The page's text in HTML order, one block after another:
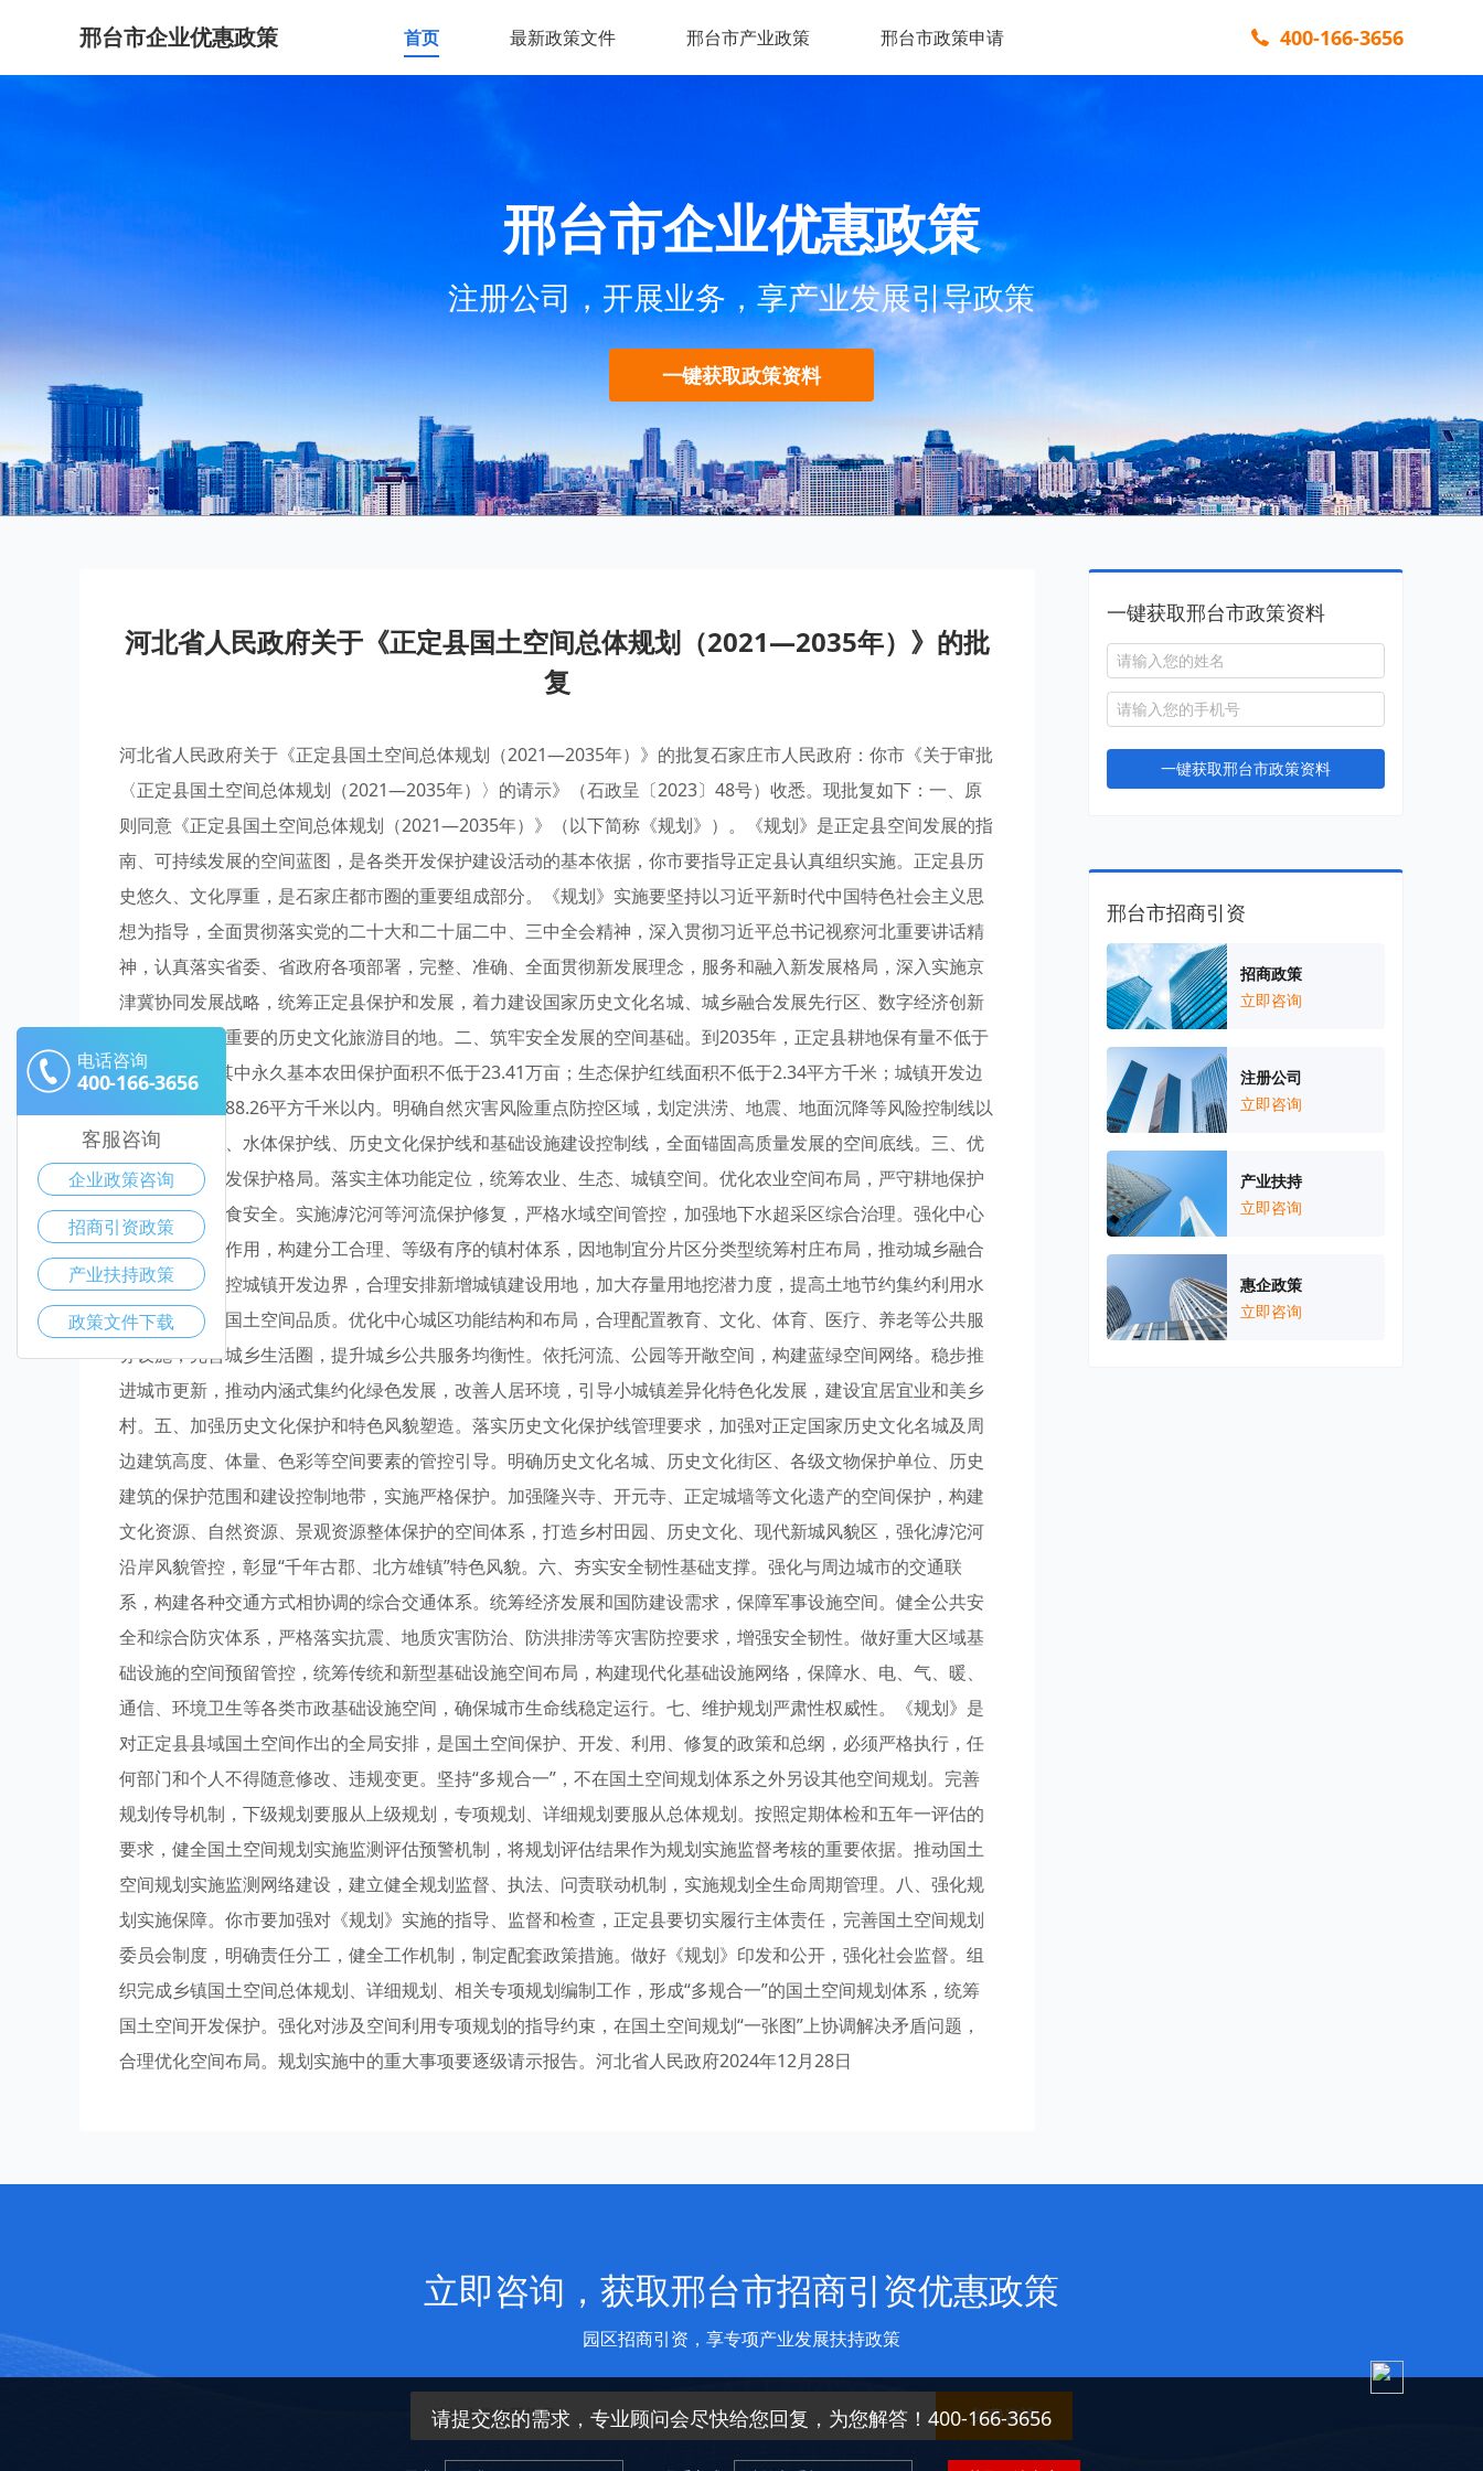
邢台市企业优惠政策 首页 最新政策文件 邢台市产业政策 邢台市政策申请 400-166-3656
邢台市企业优惠政策
注册公司，开展业务，享产业发展引导政策
一键获取政策资料
河北省人民政府关于《正定县国土空间总体规划（2021—2035年）》的批
复
河北省人民政府关于《正定县国土空间总体规划（2021—2035年）》的批复石家庄市人民政府：你市《关于审批
〈正定县国土空间总体规划（2021—2035年）〉的请示》（石政呈〔2023〕48号）收悉。现批复如下：一、原
则同意《正定县国土空间总体规划（2021—2035年）》（以下简称《规划》）。《规划》是正定县空间发展的指
南、可持续发展的空间蓝图，是各类开发保护建设活动的基本依据，你市要指导正定县认真组织实施。正定县历
史悠久、文化厚重，是石家庄都市圈的重要组成部分。《规划》实施要坚持以习近平新时代中国特色社会主义思
想为指导，全面贯彻落实党的二十大和二十届二中、三中全会精神，深入贯彻习近平总书记视察河北重要讲话精
神，认真落实省委、省政府各项部署，完整、准确、全面贯彻新发展理念，服务和融入新发展格局，深入实施京
津冀协同发展战略，统筹正定县保护和发展，着力建设国家历史文化名城、城乡融合发展先行区、数字经济创新
发展试验区、重要的历史文化旅游目的地。二、筑牢安全发展的空间基础。到2035年，正定县耕地保有量不低于
32.48万亩，其中永久基本农田保护面积不低于23.41万亩；生态保护红线面积不低于2.34平方千米；城镇开发边
界面积控制在88.26平方千米以内。明确自然灾害风险重点防控区域，划定洪涝、地震、地面沉降等风险控制线以
及绿地系统线、水体保护线、历史文化保护线和基础设施建设控制线，全面锚固高质量发展的空间底线。三、优
化国土空间开发保护格局。落实主体功能定位，统筹农业、生态、城镇空间。优化农业空间布局，严守耕地保护
红线，确保粮食安全。实施滹沱河等河流保护修复，严格水域空间管控，加强地下水超采区综合治理。强化中心
城区辐射带动作用，构建分工合理、等级有序的镇村体系，因地制宜分片区分类型统筹村庄布局，推动城乡融合
发展。严格管控城镇开发边界，合理安排新增城镇建设用地，加大存量用地挖潜力度，提高土地节约集约利用水
平。四、提升国土空间品质。优化中心城区功能结构和布局，合理配置教育、文化、体育、医疗、养老等公共服
务设施，完善城乡生活圈，提升城乡公共服务均衡性。依托河流、公园等开敞空间，构建蓝绿空间网络。稳步推
进城市更新，推动内涵式集约化绿色发展，改善人居环境，引导小城镇差异化特色化发展，建设宜居宜业和美乡
村。五、加强历史文化保护和特色风貌塑造。落实历史文化保护线管理要求，加强对正定国家历史文化名城及周
边建筑高度、体量、色彩等空间要素的管控引导。明确历史文化名城、历史文化街区、各级文物保护单位、历史
建筑的保护范围和建设控制地带，实施严格保护。加强隆兴寺、开元寺、正定城墙等文化遗产的空间保护，构建
文化资源、自然资源、景观资源整体保护的空间体系，打造乡村田园、历史文化、现代新城风貌区，强化滹沱河
沿岸风貌管控，彰显“千年古郡、北方雄镇”特色风貌。六、夯实安全韧性基础支撑。强化与周边城市的交通联
系，构建各种交通方式相协调的综合交通体系。统筹经济发展和国防建设需求，保障军事设施空间。健全公共安
全和综合防灾体系，严格落实抗震、地质灾害防治、防洪排涝等灾害防控要求，增强安全韧性。做好重大区域基
础设施的空间预留管控，统筹传统和新型基础设施空间布局，构建现代化基础设施网络，保障水、电、气、暖、
通信、环境卫生等各类市政基础设施空间，确保城市生命线稳定运行。七、维护规划严肃性权威性。《规划》是
对正定县县域国土空间作出的全局安排，是国土空间保护、开发、利用、修复的政策和总纲，必须严格执行，任
何部门和个人不得随意修改、违规变更。坚持“多规合一”，不在国土空间规划体系之外另设其他空间规划。完善
规划传导机制，下级规划要服从上级规划，专项规划、详细规划要服从总体规划。按照定期体检和五年一评估的
要求，健全国土空间规划实施监测评估预警机制，将规划评估结果作为规划实施监督考核的重要依据。推动国土
空间规划实施监测网络建设，建立健全规划监督、执法、问责联动机制，实施规划全生命周期管理。八、强化规
划实施保障。你市要加强对《规划》实施的指导、监督和检查，正定县要切实履行主体责任，完善国土空间规划
委员会制度，明确责任分工，健全工作机制，制定配套政策措施。做好《规划》印发和公开，强化社会监督。组
织完成乡镇国土空间总体规划、详细规划、相关专项规划编制工作，形成“多规合一”的国土空间规划体系，统筹
国土空间开发保护。强化对涉及空间利用专项规划的指导约束，在国土空间规划“一张图”上协调解决矛盾问题，
合理优化空间布局。规划实施中的重大事项要逐级请示报告。河北省人民政府2024年12月28日
一键获取邢台市政策资料
一键获取邢台市政策资料
邢台市招商引资
招商政策
立即咨询
注册公司
立即咨询
产业扶持
立即咨询
惠企政策
立即咨询
请提交您的需求，专业顾问会尽快给您回复，为您解答！400-166-3656
电话咨询
400-166-3656
客服咨询
企业政策咨询
招商引资政策
产业扶持政策
政策文件下载
立即咨询，获取邢台市招商引资优惠政策
园区招商引资，享专项产业发展扶持政策
免费咨询